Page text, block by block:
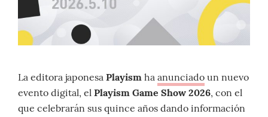
La editora japonesa Playism ha anunciado un nuevo
evento digital, el Playism Game Show 2026, con el
que celebrarán sus quince años dando información